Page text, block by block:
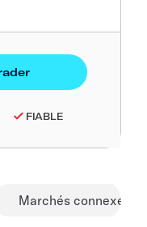
FIABLE
Marchés connexes